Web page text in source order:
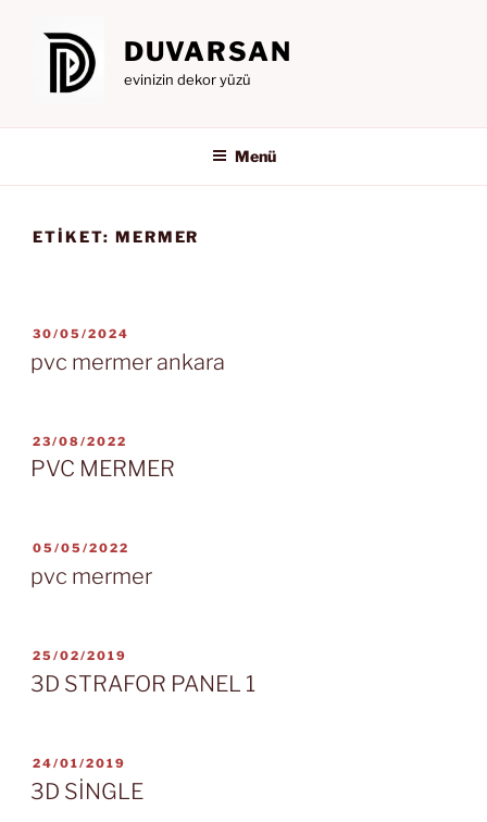
DUVARSAN
evinizin dekor yüzü
Menü
ETIKET: MERMER
YAYIM
30/05/2024
pvc mermer ankara
YAYIM
TARIHI
23/08/2022
PVC MERMER
YAYIM
05/05/2022
pvc mermer
YAYIM
TARIHI
25/02/2019
3D STRAFOR PANEL 1
YAYIM
TARIHI
24/01/2019
3D SİNGLE